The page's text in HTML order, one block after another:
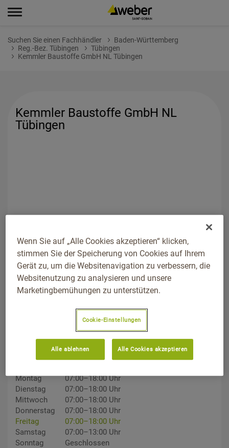
Suchen Sie einen Fachhändler
Baden-Württemberg
Reg.-Bez. Tübingen
Tübingen
Kemmler Baustoffe GmbH NL Tübingen
Kemmler Baustoffe GmbH NL
Tübingen
ADDRESS
Reutlinger Straße 63, 72072, Tübingen, Baden-Württemberg
Wegbeschreibung
0151/17432844
Montag
07:00–18:00 Uhr
Dienstag
07:00–18:00 Uhr
Mittwoch
07:00–18:00 Uhr
Donnerstag
07:00–18:00 Uhr
Freitag
07:00–18:00 Uhr
Samstag
07:00–13:00 Uhr
Sonntag
Geschlossen
Wenn Sie auf „Alle Cookies akzeptieren“ klicken,
stimmen Sie der Speicherung von Cookies auf Ihrem
Gerät zu, um die Websitenavigation zu verbessern, die
Websitenutzung zu analysieren und unsere
Marketingbemühungen zu unterstützen.
Cookie-Einstellungen
Alle ablehnen Alle Cookies akzeptieren